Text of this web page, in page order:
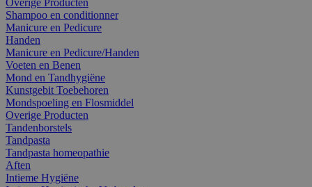
Shampoo en conditionner
Manicure en Pedicure
Handen
Manicure en Pedicure/Handen
Voeten en Benen
Mond en Tandhygiëne
Kunstgebit Toebehoren
Mondspoeling en Flosmiddel
Overige Producten
Tandenborstels
Tandpasta
Tandpasta homeopathie
Aften
Intieme Hygiëne